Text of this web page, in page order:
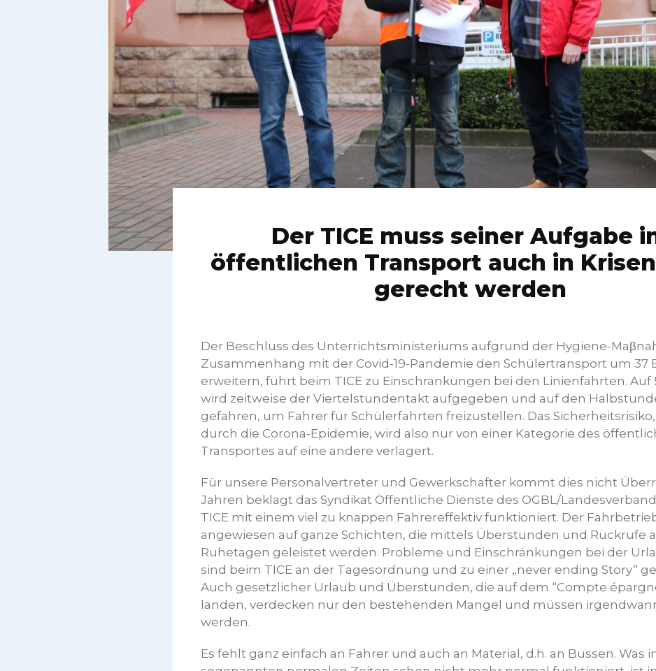
Der TICE muss seiner Aufgabe
öffentlichen Transport auch in
gerecht werden
Der Beschluss des Unterrichtsministeriums aufgrund der Hygiene-
Zusammenhang mit der Covid-19-Pandemie den Schülertransport um 37
erweitern, führt beim TICE zu Einschränkungen bei den Linienfahrten. Auf
wird zeitweise der Viertelstundentakt aufgegeben und auf den
gefahren, um Fahrer für Schülerfahrten freizustellen. Das
durch die Corona-Epidemie, wird also nur von einer Kategorie des
Transportes auf eine andere verlagert.
Für unsere Personalvertreter und Gewerkschafter kommt dies nicht
Jahren beklagt das Syndikat Öffentliche Dienste des OGBL/
TICE mit einem viel zu knappen Fahrereffektiv funktioniert. Der
angewiesen auf ganze Schichten, die mittels Überstunden und Rückrufe
Ruhetagen geleistet werden. Probleme und Einschränkungen bei der
sind beim TICE an der Tagesordnung und zu einer „never ending Story“
Auch gesetzlicher Urlaub und Überstunden, die auf dem “Compte
landen, verdecken nur den bestehenden Mangel und müssen
werden.
Es fehlt ganz einfach an Fahrer und auch an Material, d.h. an Bussen. Was